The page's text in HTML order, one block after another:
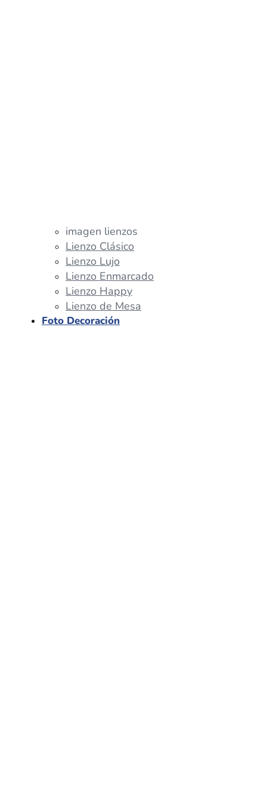
imagen lienzos
Lienzo Clásico
Lienzo Lujo
Lienzo Enmarcado
Lienzo Happy
Lienzo de Mesa
Foto Decoración